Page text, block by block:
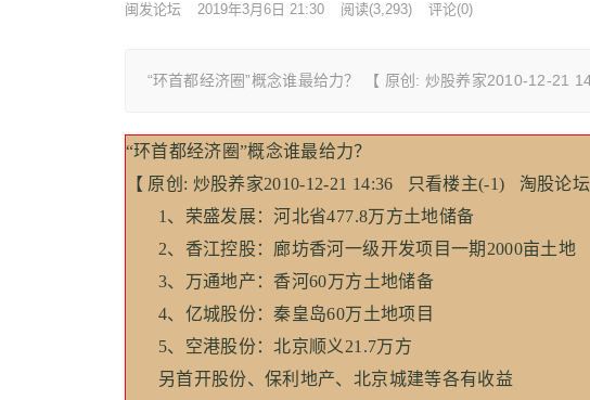
闽发论坛 2019年3月6日 21:30 阅读(3,293) 评论(0)
“环首都经济圈”概念谁最给力？ 【 原创: 炒股养家2010-12-
“环首都经济圈”概念谁最给力？
【 原创: 炒股养家2010-12-21 14:36 只看楼主(-1) 淘股论
1、荣盛发展：河北省477.8万方土地储备
2、香江控股：廊坊香河一级开发项目一期2000亩土地
3、万通地产：香河60万方土地储备
4、亿城股份：秦皇岛60万土地项目
5、空港股份：北京顺义21.7万方
另首开股份、保利地产、北京城建等各有收益